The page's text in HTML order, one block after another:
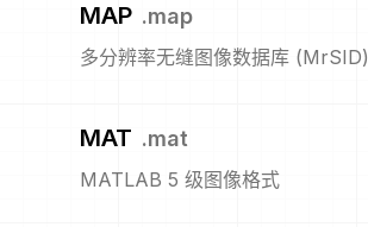
MAP .map
多分辨率无缝图像数据库 (MrSID)
MAT .mat
MATLAB 5 级图像格式